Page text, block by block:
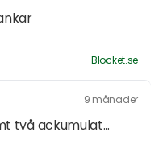
Blocket.se
9 månader
två ackumulat...